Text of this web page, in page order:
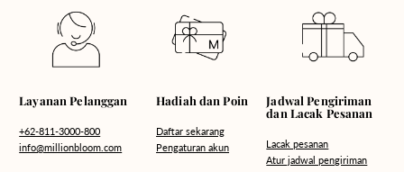
Layanan Pelanggan
+62-811-3000-800
info@millionbloom.com
Hadiah dan Poin
Daftar sekarang
Pengaturan akun
Jadwal Pengiriman
dan Lacak Pesanan
Lacak pesanan
Atur jadwal pengiriman